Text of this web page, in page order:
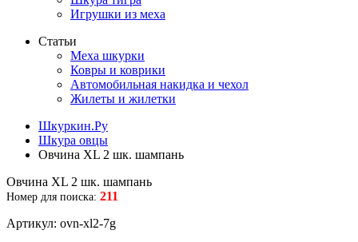
Игрушки из меха
Статьи
Меха шкурки
Ковры и коврики
Автомобильная накидка и чехол
Жилеты и жилетки
Шкуркин.Ру
Шкура овцы
Овчина XL 2 шк. шампань
Овчина XL 2 шк. шампань
Номер для поиска: 211
Артикул: ovn-xl2-7g